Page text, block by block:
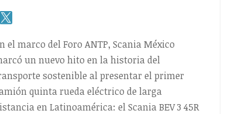
el marco del Foro ANTP, Scania México
un nuevo hito en la historia del
sostenible al presentar el primer
quinta rueda eléctrico de larga
en Latinoamérica: el Scania BEV 3 45R